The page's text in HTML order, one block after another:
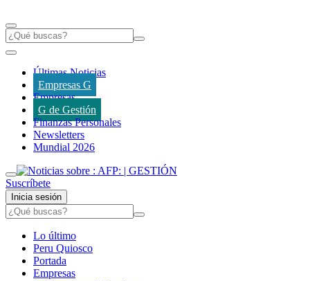
Últimas Noticias
Empresas G
Empresas
G de Gestión
Finanzas Personales
Newsletters
Mundial 2026
Suscríbete
Inicia sesión
Lo último
Peru Quiosco
Portada
Empresas